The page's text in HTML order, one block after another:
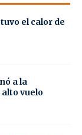
el calor de
a la
vuelo